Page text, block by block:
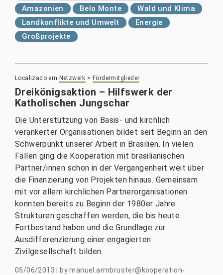
Amazonien
Belo Monte
Wald und Klima
Landkonflikte und Umwelt
Energie
Großprojekte
Localizado em Netzwerk > Fördermitglieder
Dreikönigsaktion – Hilfswerk der
Katholischen Jungschar
Die Unterstützung von Basis- und kirchlich
verankerter Organisationen bildet seit Beginn an den
Schwerpunkt unserer Arbeit in Brasilien. In vielen
Fällen ging die Kooperation mit brasilianischen
Partner/innen schon in der Vergangenheit weit über
die Finanzierung von Projekten hinaus. Gemeinsam
mit vor allem kirchlichen Partnerorganisationen
konnten bereits zu Beginn der 1980er Jahre
Strukturen geschaffen werden, die bis heute
Fortbestand haben und die Grundlage zur
Ausdifferenzierung einer engagierten
Zivilgesellschaft bilden.
05/06/2013 bymanuel.armbruster@kooperation-